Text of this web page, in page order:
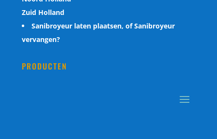
Zuid Holland
Sanibroyeur laten plaatsen, of Sanibroyeur
vervangen?
PRODUCTEN